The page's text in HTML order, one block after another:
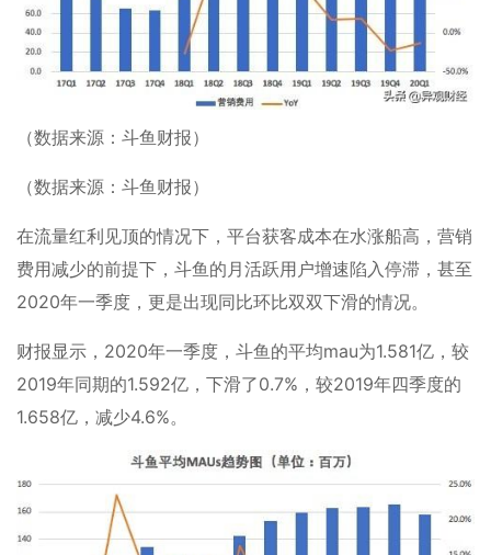
（数据来源：斗鱼财报）
（数据来源：斗鱼财报）
在流量红利见顶的情况下，平台获客成本在水涨船高，营销
费用减少的前提下，斗鱼的月活跃用户增速陷入停滞，甚至
2020年一季度，更是出现同比环比双双下滑的情况。
财报显示，2020年一季度，斗鱼的平均mau为1.581亿，较
2019年同期的1.592亿，下滑了0.7%，较2019年四季度的
1.658亿，减少4.6%。